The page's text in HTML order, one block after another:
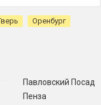
Оренбург
Павловский Посад
Пенза